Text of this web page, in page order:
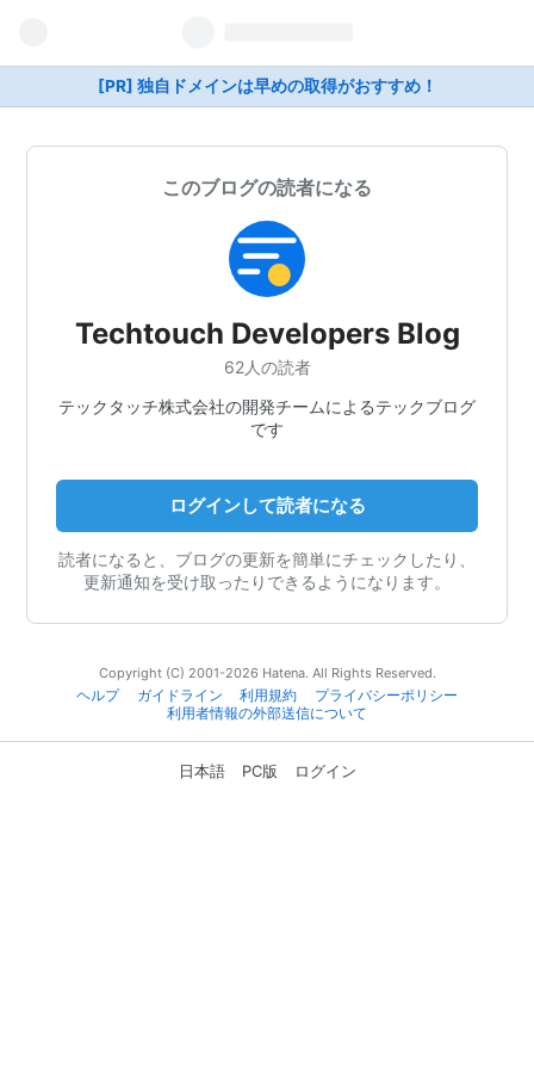
[PR] 独自ドメインは早めの取得がおすすめ！
このブログの読者になる
Techtouch Developers Blog
62人の読者
テックタッチ株式会社の開発チームによるテックブログ
です
ログインして読者になる
読者になると、ブログの更新を簡単にチェックしたり、
更新通知を受け取ったりできるようになります。
Copyright (C) 2001-2026 Hatena. All Rights Reserved.
ヘルプ
ガイドライン 利用規約
プライバシーポリシー
利用者情報の外部送信について
日本語 PC版 ログイン